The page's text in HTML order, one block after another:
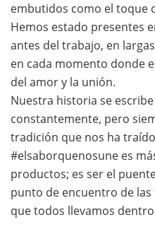
embutidos como el toque
Hemos estado presentes
antes del trabajo, en
en cada momento donde
del amor y la unión.
Nuestra historia se
constantemente, pero
tradición que nos ha
#elsaborquenosune es
productos; es ser el
punto de encuentro de
que todos llevamos